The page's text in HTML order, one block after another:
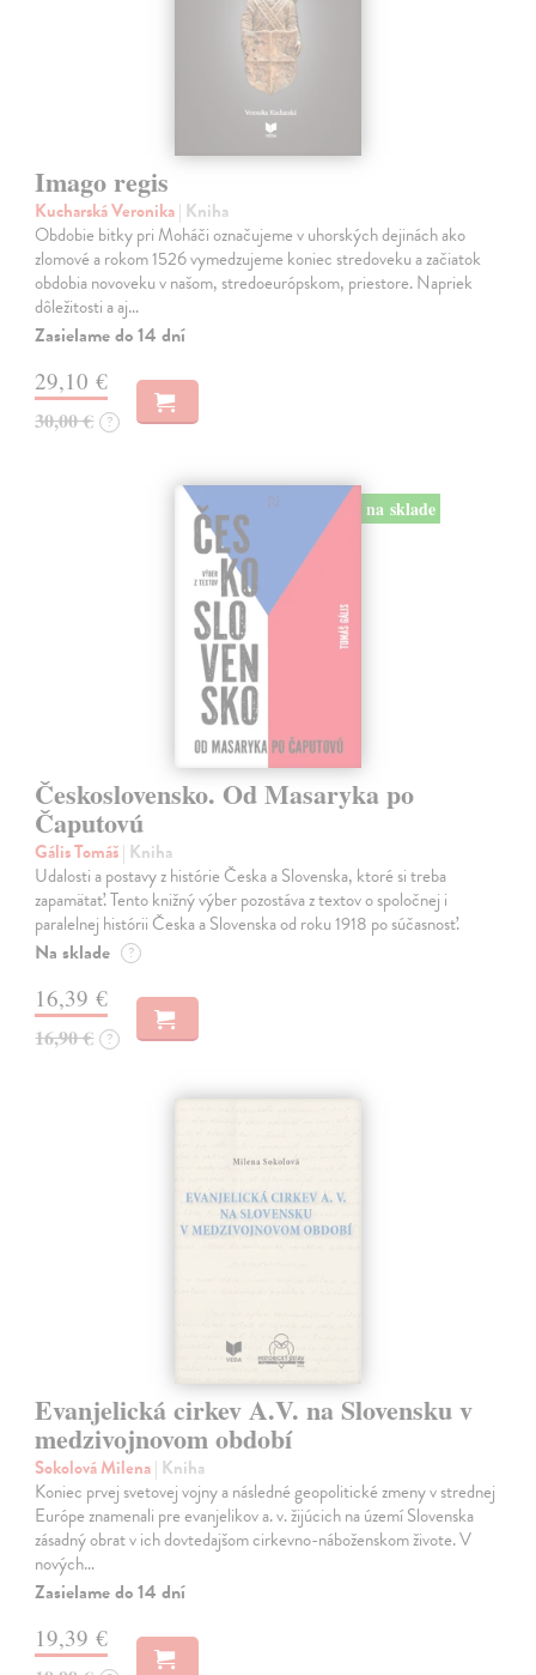
Imago regis
Kucharská Veronika| Kniha
Obdobie bitky pri Moháči označujeme v uhorských dejinách ako
zlomové a rokom 1526 vymedzujeme koniec stredoveku a začiatok
obdobia novoveku v našom, stredoeurópskom, priestore. Napriek
dôležitosti a aj…
Zasielame do 14 dní
29,10 €
30,00 € ?
na sklade
Československo. Od Masaryka po
Čaputovú
Gális Tomáš| Kniha
Udalosti a postavy z histórie Česka a Slovenska, ktoré si treba
zapamätať. Tento knižný výber pozostáva z textov o spoločnej i
paralelnej histórii Česka a Slovenska od roku 1918 po súčasnosť.
Na sklade ?
16,39 €
16,90 € ?
Evanjelická cirkev A.V. na Slovensku v
medzivojnovom období
Sokolová Milena| Kniha
Koniec prvej svetovej vojny a následné geopolitické zmeny v strednej
Európe znamenali pre evanjelikov a. v. žijúcich na území Slovenska
zásadný obrat v ich dovtedajšom cirkevno-náboženskom živote. V
nových…
Zasielame do 14 dní
19,39 €